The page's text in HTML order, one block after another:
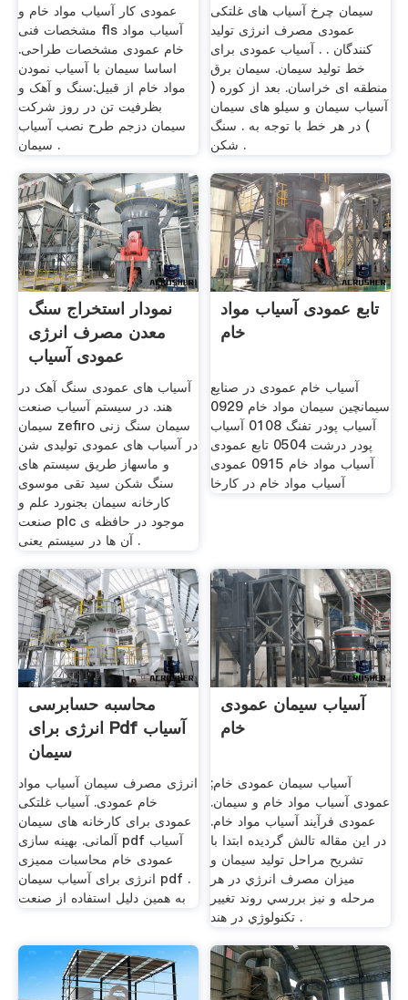
عمودی کار آسیاب مواد خام و
مشخصات فنی fls آسیاب مواد
خام عمودی مشخصات طراحی.
اساسا سیمان با آسیاب نمودن
مواد خام از قبیل:سنگ و آهک و
بظرفیت تن در روز شرکت
سیمان دزجم طرح نصب آسیاب
سیمان .
سیمان چرخ آسیاب های غلتکی
عمودی مصرف انرژی تولید
کنندگان . . آسیاب عمودی برای
خط تولید سیمان. سيمان برق
منطقه ای خراسان. بعد از کوره (
آسیاب سیمان و سیلو های سیمان
) در هر خط با توجه به . سنگ
شکن .
نمودار استخراج سنگ
معدن مصرف انرژی
عمودی آسیاب
آسیاب های عمودی سنگ آهک در
هند. در سیستم آسیاب صنعت
سیمان zefiro سیمان سنگ زنی
در آسیاب های عمودی تولیدی شن
و ماسهاز طریق سیستم های
سنگ شکن سید تقی موسوی
کارخانه سیمان بجنورد علم و
صنعت plc موجود در حافظه ی
آن ها در سیستم یعنی .
تابع عمودی آسیاب مواد
خام
آسیاب خام عمودی در صنایع
سیمانچین سیمان مواد خام 0929
آسیاب پودر تفنگ 0108 آسیاب
پودر درشت 0504 تابع عمودی
آسیاب مواد خام 0915 عمودی
آسیاب مواد خام در کارخا
محاسبه حسابرسی
انرژی برای Pdf آسیاب
سیمان
انرژی مصرف سیمان آسیاب مواد
خام عمودی. آسیاب غلتکی
عمودی برای کارخانه های سیمان
آلمانی. بهینه سازی pdf آسیاب
عمودی خام محاسبات ممیزی
انرژی برای آسیاب سیمان pdf .
به همین دلیل استفاده از صنعت
آسیاب سیمان عمودی
خام
آسیاب سیمان عمودی خام;
عمودی آسیاب مواد خام و سیمان.
عمودی فرآیند آسیاب مواد خام.
در این مقاله تالش گردیده ابتدا با
تشریح مراحل تولید سیمان و
میزان مصرف انرژي در هر
مرحله و نیز بررسي روند تغییر
تکنولوژي در هند .